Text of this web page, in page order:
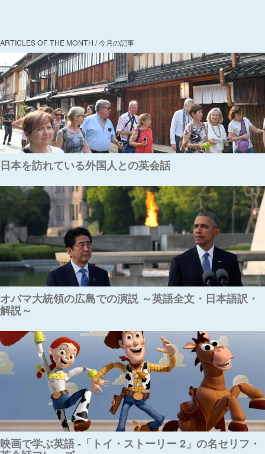
ARTICLES OF THE MONTH / 今月の記事
日本を訪れている外国人との英会話
オバマ大統領の広島での演説 ～英語全文・日本語訳・
解説～
映画で学ぶ英語 -「トイ・ストーリー 2」の名セリフ・